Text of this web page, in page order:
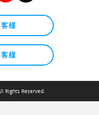
様
様
Rights Reserved.